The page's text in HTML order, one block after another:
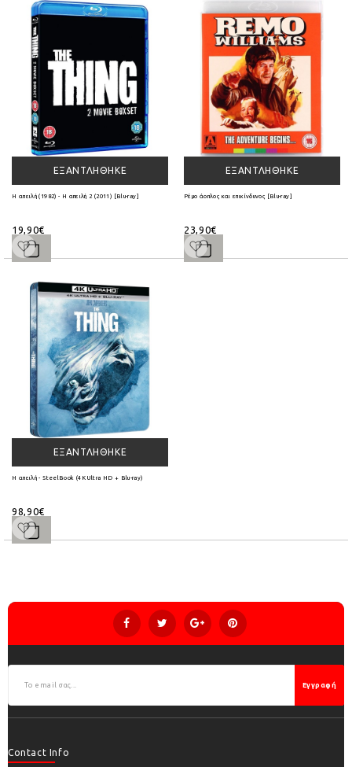
ΕΞΑΝΤΛΉΘΗΚΕ
Η απειλή (1982) - Η απειλή 2 (2011) [Blu-ray]
19,90€
ΕΞΑΝΤΛΉΘΗΚΕ
Ρέμο άοπλος και επικίνδυνος [Blu-ray]
23,90€
ΕΞΑΝΤΛΉΘΗΚΕ
Η απειλή - SteelBook (4K Ultra HD + Blu-ray)
98,90€
Εγγραφή
Contact Info